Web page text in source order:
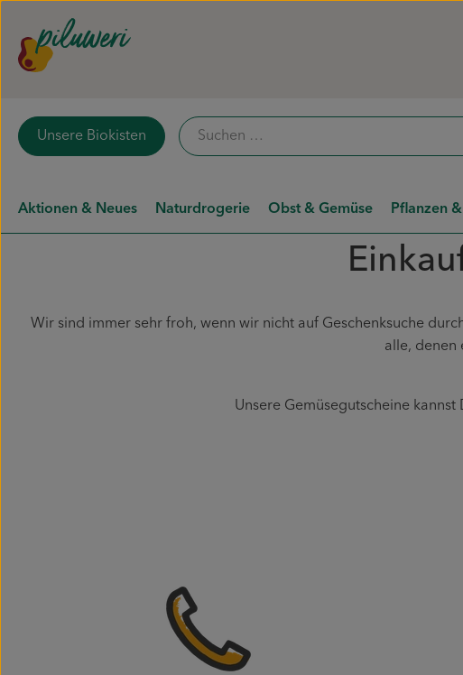
Unsere Biokisten
Aktionen & Neues Naturdrogerie Obst & Gemüse Pflanzen
Wir sind immer sehr froh, wenn wir nicht auf Geschenksuche
alle, denen
Unsere Gemüsegutscheine